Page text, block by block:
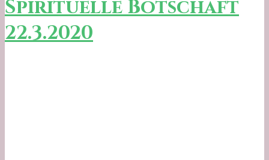
Spirituelle Botschaft
22.3.2020